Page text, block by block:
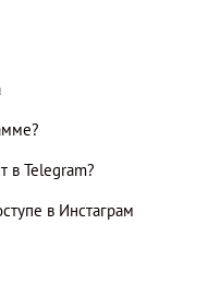
в Telegram?
в Инстаграм